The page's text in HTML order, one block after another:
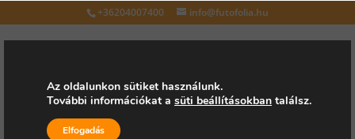
+36204007400 info@futofolia.hu
Válasszon oldalt
Az oldalunkon sütiket használunk.
További információkat a süti beállításokban találsz.
Elfogadás